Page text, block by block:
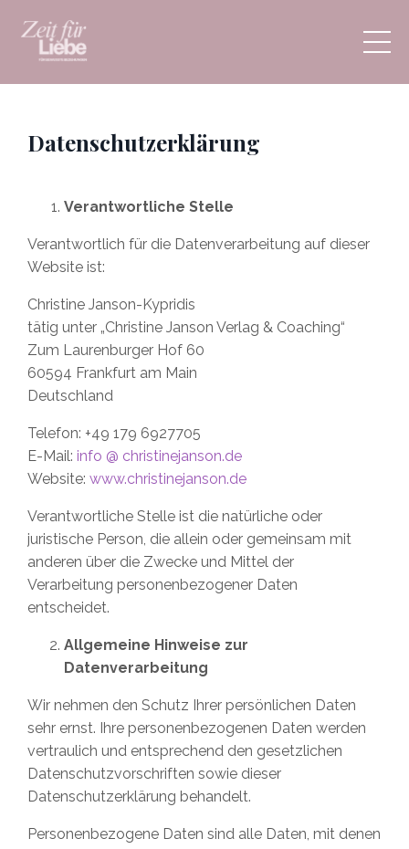
Datenschutzerklärung
Verantwortliche Stelle
Verantwortlich für die Datenverarbeitung auf dieser
Website ist:
Christine Janson-Kypridis
tätig unter „Christine Janson Verlag & Coaching“
Zum Laurenburger Hof 60
60594 Frankfurt am Main
Deutschland
Telefon: +49 179 6927705
E-Mail: info @ christinejanson.de
Website: www.christinejanson.de
Verantwortliche Stelle ist die natürliche oder
juristische Person, die allein oder gemeinsam mit
anderen über die Zwecke und Mittel der
Verarbeitung personenbezogener Daten
entscheidet.
Allgemeine Hinweise zur
Datenverarbeitung
Wir nehmen den Schutz Ihrer persönlichen Daten
sehr ernst. Ihre personenbezogenen Daten werden
vertraulich und entsprechend den gesetzlichen
Datenschutzvorschriften sowie dieser
Datenschutzerklärung behandelt.
Personenbezogene Daten sind alle Daten, mit denen